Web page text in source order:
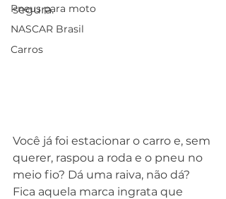
Pneus para moto
NASCAR Brasil
Carros
segura.
Você já foi estacionar o carro e, sem
querer, raspou a roda e o pneu no
meio fio? Dá uma raiva, não dá?
Fica aquela marca ingrata que